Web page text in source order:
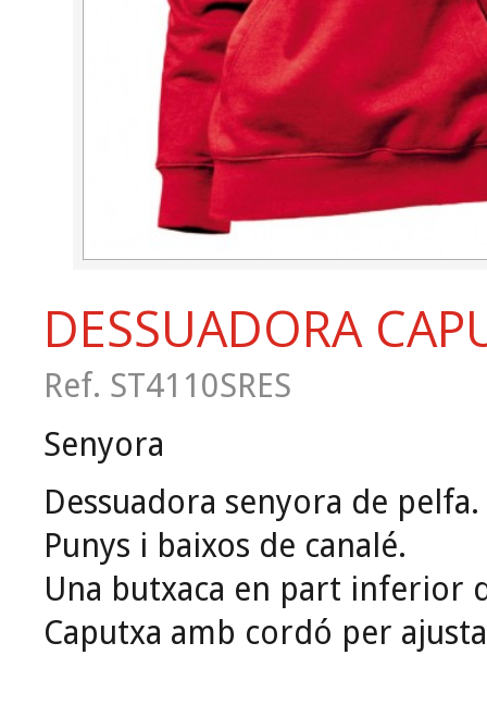
DESSUADORA
Ref. ST4110SRES
Senyora
Dessuadora senyora de pelfa.
Punys i baixos de canalé.
Una butxaca en part inferior
Caputxa amb cordó per